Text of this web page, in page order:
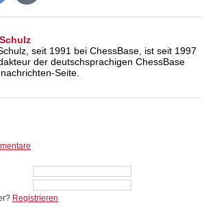
seit 1991 bei ChessBase, ist seit 1997
der deutschsprachigen ChessBase
Seite.
Registrieren